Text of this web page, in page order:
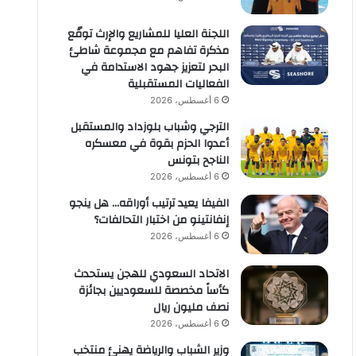
اللجنة العليا للمشاريع والإرث توقّع
مذكرة تفاهم مع مجموعة شاطئ
البحر لتعزيز جهود الاستدامة في
الفعاليات المستقبلية
6 أغسطس، 2026
الترجي وشباب بلوزداد والمستقبل
أعدوا الحزم بقوة في معسكره
الناجح بتونس
6 أغسطس، 2026
الفيفا يعيد ترتيب أوراقه… هل ينجو
إنفانتينو من اختبار التحالفات؟
6 أغسطس، 2026
الاتحاد السعودي للهجن يستحدث
كأساً مخصصة للسعوديين بجائزة
نصف مليون ريال
6 أغسطس، 2026
وزير الشباب والرياضة يهنئ منتخب